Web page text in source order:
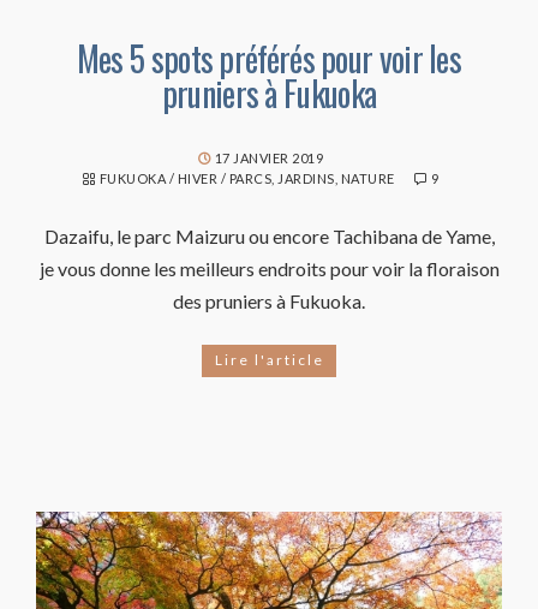
Mes 5 spots préférés pour voir les
pruniers à Fukuoka
17 JANVIER 2019
FUKUOKA / HIVER / PARCS, JARDINS, NATURE 9
Dazaifu, le parc Maizuru ou encore Tachibana de Yame,
je vous donne les meilleurs endroits pour voir la floraison
des pruniers à Fukuoka.
Lire l'article